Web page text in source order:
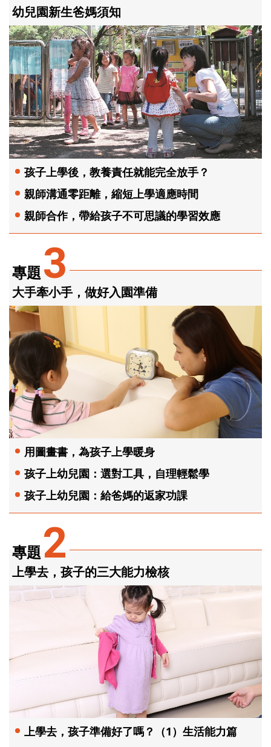
專題2
上學去，孩子的三大能力檢核
上學去，孩子準備好了嗎？（1）生活能力篇
專題3
大手牽小手，做好入園準備
用圖畫書，為孩子上學暖身
孩子上幼兒園：選對工具，自理輕鬆學
孩子上幼兒園：給爸媽的返家功課
幼兒園新生爸媽須知
孩子上學後，教養責任就能完全放手？
親師溝通零距離，縮短上學適應時間
親師合作，帶給孩子不可思議的學習效應